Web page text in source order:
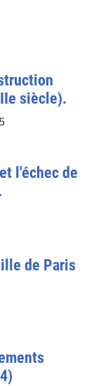
siècle).
l'échec de
de Paris